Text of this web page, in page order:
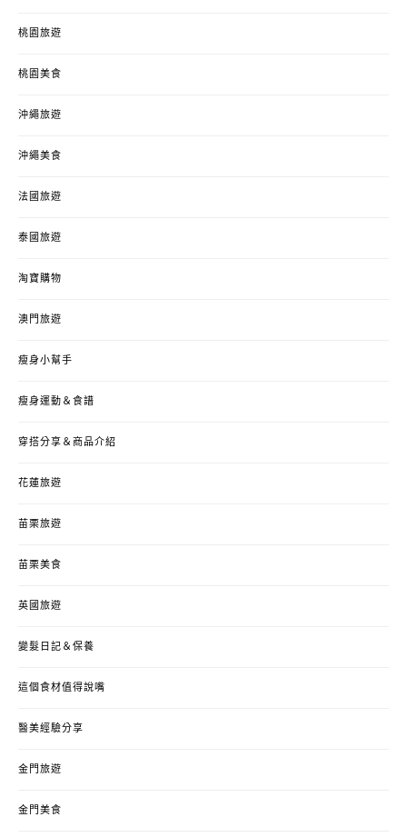
桃園旅遊
桃園美食
沖繩旅遊
沖繩美食
法國旅遊
泰國旅遊
淘寶購物
澳門旅遊
瘦身小幫手
瘦身運動＆食譜
穿搭分享＆商品介紹
花蓮旅遊
苗栗旅遊
苗栗美食
英國旅遊
變髮日記＆保養
這個食材值得說嘴
醫美經驗分享
金門旅遊
金門美食